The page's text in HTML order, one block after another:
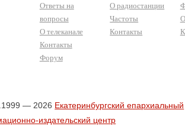
Ответы на
вопросы
О телеканале
Контакты
Форум
О радиостанции
Частоты
Контакты
— 2026 Екатеринбургский епархиальный
издательский центр